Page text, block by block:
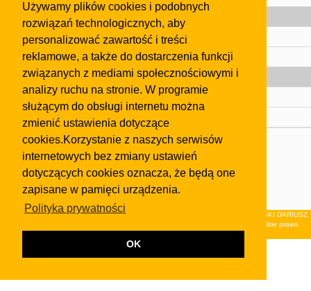
Używamy plików cookies i podobnych
rozwiązań technologicznych, aby
personalizować zawartość i treści
reklamowe, a także do dostarczenia funkcji
związanych z mediami społecznościowymi i
analizy ruchu na stronie. W programie
służącym do obsługi internetu można
zmienić ustawienia dotyczące
cookies.Korzystanie z naszych serwisów
internetowych bez zmiany ustawień
dotyczących cookies oznacza, że będą one
zapisane w pamięci urządzenia.
Polityka prywatności
OK
Gazeta
Olkusz
Kontakt
Strefa dla biznesu
Biura nieruchomości
Dealerzy i autokomisy
Skontaktuj się z nami
regulaminuiPolityki Prywatności.
Klauzula FB
© 2026Wydawnictwo NEON sp. z o.o. (dawniej: FIRMA NEON MAREK KLUCZEWSKI DARIUSZ
KRAWCZYK s.c.) z siedzibą w Olkuszu, ul.Żuradzka 15, 32-300 Olkusz . Wszystkie prawa